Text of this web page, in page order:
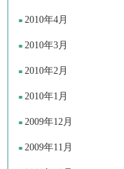
2010年4月
2010年3月
2010年2月
2010年1月
2009年12月
2009年11月